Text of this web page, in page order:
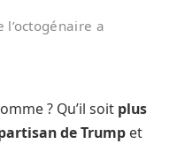
l’octogénaire a
? Qu’il soit plus
de Trump et